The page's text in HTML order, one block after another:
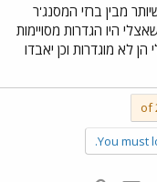
מבין ברזי המסנג'ר
היו הגדרות מסויימות
לא מוגדרות וכן יאבדו
You must